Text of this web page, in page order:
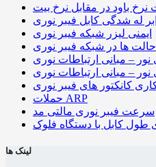
نرخ باود در مقابل نرخ بیت
له شدگی کابل فیبر نوری
ایمنی لیزر شبکه فیبر نوری
حالت ها در شبکه فیبر نوری
– مبانی ارتباطات نوری
– مبانی ارتباطات نوری
کانکتور های فیبر نوری
حملات ARP
سرعت فیبر نوری مالتی مد
طول کابل با دستگاه فلوک
لینک ها